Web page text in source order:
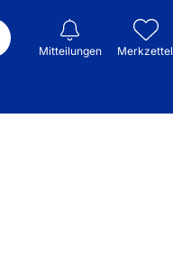
Mitteilungen Merkzettel